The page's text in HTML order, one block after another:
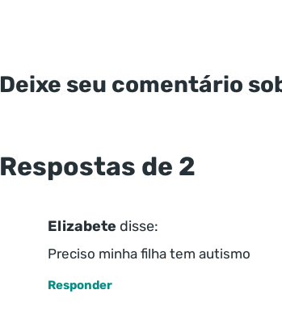
Deixe seu comentário
Respostas de 2
Elizabete disse:
Preciso minha filha tem autismo
Responder